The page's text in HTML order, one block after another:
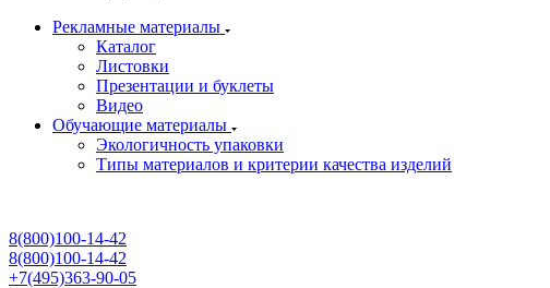
Рекламные материалы
Каталог
Листовки
Презентации и буклеты
Видео
Обучающие материалы
Экологичность упаковки
Типы материалов и критерии качества изделий
8(800)100-14-42
8(800)100-14-42
+7(495)363-90-05